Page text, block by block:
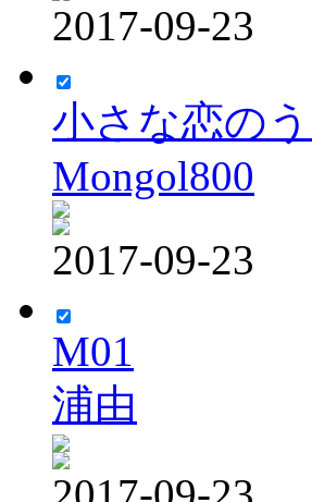
2017-09-23
小さな恋の
Mongol800
2017-09-23
M01
浦由